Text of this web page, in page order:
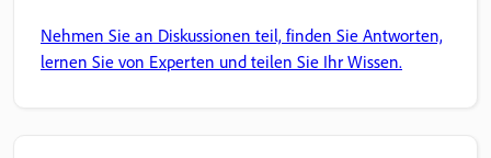
Nehmen Sie an Diskussionen teil, finden Sie Antworten,
lernen Sie von Experten und teilen Sie Ihr Wissen.